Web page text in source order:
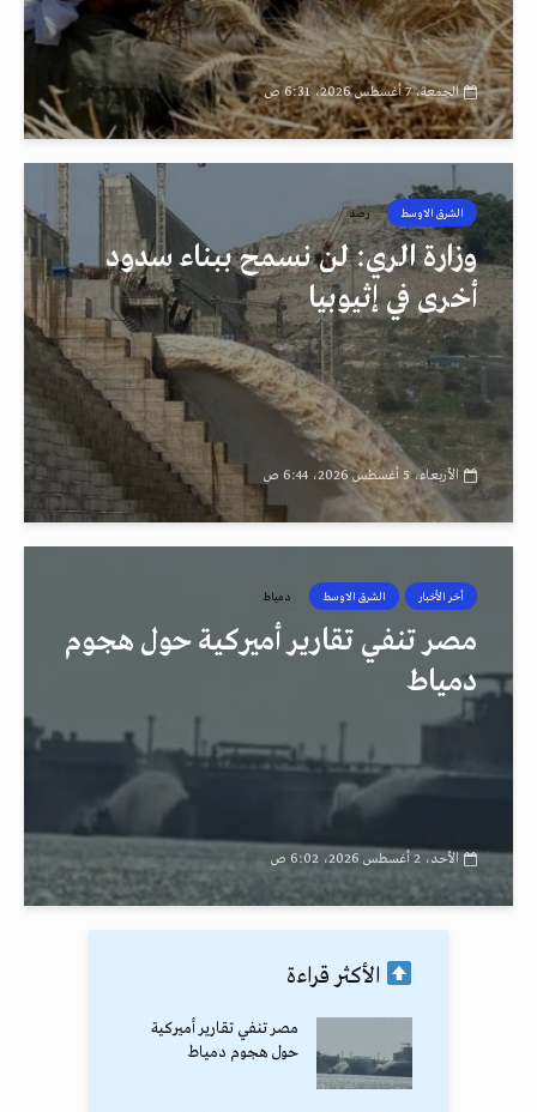
الجمعة، 7 أغسطس 2026، 6:31 ص
الشرق الاوسط رصد
وزارة الري: لن نسمح ببناء سدود
أخرى في إثيوبيا
الأربعاء، 5 أغسطس 2026، 6:44 ص
أخر الأخبار الشرق الاوسط دمياط
مصر تنفي تقارير أميركية حول هجوم
دمياط
الأحد، 2 أغسطس 2026، 6:02 ص
الأكثر قراءة
مصر تنفي تقارير أميركية
حول هجوم دمياط